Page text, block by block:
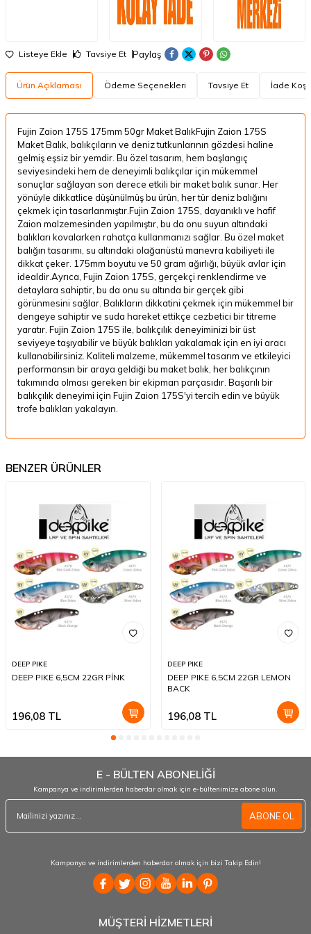
Listeye Ekle Tavsiye Et Paylaş
Ürün Açıklaması Ödeme Seçenekleri Tavsiye Et İade
Fujin Zaion 175S 175mm 50gr Maket BalıkFujin Zaion 175S
Maket Balık, balıkçıların ve deniz tutkunlarının gözdesi haline
gelmiş eşsiz bir yemdir. Bu özel tasarım, hem başlangıç ​​
seviyesindeki hem de deneyimli balıkçılar için mükemmel
sonuçlar sağlayan son derece etkili bir maket balık sunar. Her
yönüyle dikkatlice düşünülmüş bu ürün, her tür deniz balığını
çekmek için tasarlanmıştır.Fujin Zaion 175S, dayanıklı ve hafif
Zaion malzemesinden yapılmıştır, bu da onu suyun altındaki
balıkları kovalarken rahatça kullanmanızı sağlar. Bu özel maket
balığın tasarımı, su altındaki olağanüstü manevra kabiliyeti ile
dikkat çeker. 175mm boyutu ve 50 gram ağırlığı, büyük avlar için
idealdir.Ayrıca, Fujin Zaion 175S, gerçekçi renklendirme ve
detaylara sahiptir, bu da onu su altında bir gerçek gibi
görünmesini sağlar. Balıkların dikkatini çekmek için mükemmel bir
dengeye sahiptir ve suda hareket ettikçe cezbetici bir titreme
yaratır. Fujin Zaion 175S ile, balıkçılık deneyiminizi bir üst
seviyeye taşıyabilir ve büyük balıkları yakalamak için en iyi aracı
kullanabilirsiniz. Kaliteli malzeme, mükemmel tasarım ve etkileyici
performansın bir araya geldiği bu maket balık, her balıkçının
takımında olması gereken bir ekipman parçasıdır. Başarılı bir
balıkçılık deneyimi için Fujin Zaion 175S'yi tercih edin ve büyük
trofe balıkları yakalayın.
BENZER ÜRÜNLER
DEEP PIKE
DEEP PIKE 6,5CM 22GR PİNK
196,08 TL
DEEP PIKE
DEEP PIKE 6,5CM 22GR LEMON
BACK
196,08TL
E - BÜLTEN ABONELİĞİ
Kampanya ve indirimlerden haberdar olmak için e-bültenimize abone olun.
ABONE OL
Kampanya ve indirimlerden haberdar olmak için bizi Takip Edin!
MÜŞTERİ HİZMETLERİ